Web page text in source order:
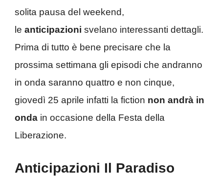
solita pausa del weekend,
le anticipazioni svelano interessanti dettagli.
Prima di tutto è bene precisare che la
prossima settimana gli episodi che andranno
in onda saranno quattro e non cinque,
giovedì 25 aprile infatti la fiction non andrà in
onda in occasione della Festa della
Liberazione.
Anticipazioni Il Paradiso